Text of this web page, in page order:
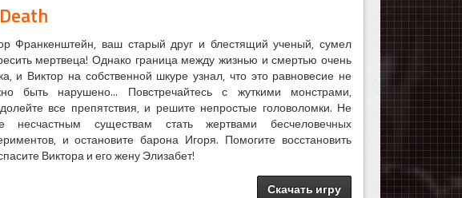
Франкенштейн, ваш старый друг и блестящий ученый, сумел
мертвеца! Однако граница между жизнью и смертью очень
и Виктор на собственной шкуре узнал, что это равновесие не
быть нарушено... Повстречайтесь с жуткими монстрами,
все препятствия, и решите непростые головоломки. Не
несчастным существам стать жертвами бесчеловечных
и остановите барона Игоря. Помогите восстановить
Виктора и его жену Элизабет!
Скачать игру